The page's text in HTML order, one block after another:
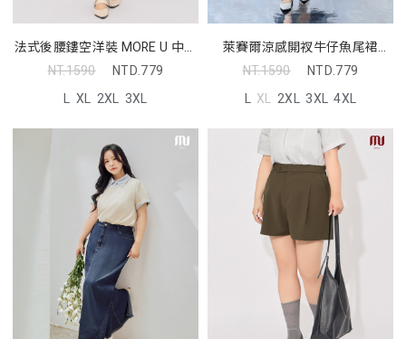
法式後腰鏤空洋裝 MORE U 中大
尺碼洋裝
NT.1590
NTD.779
L XL 2XL 3XL
萊賽爾涼感開衩牛仔魚尾裙
MORE U 中大尺碼裙子
NT.1590
NTD.779
L XL 2XL 3XL 4XL